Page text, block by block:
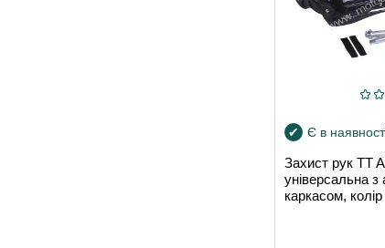
Є в
Захист рук TT
універсальна з
каркасом,